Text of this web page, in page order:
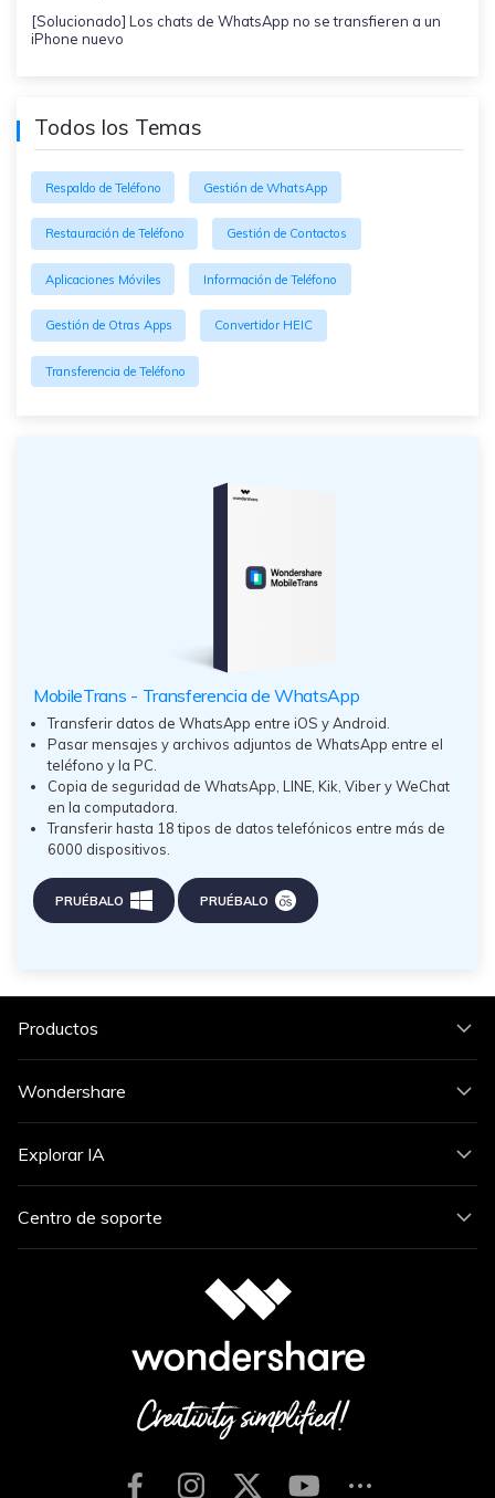
[Solucionado] Los chats de WhatsApp no se transfieren a un
iPhone nuevo
Todos los Temas
Respaldo de Teléfono Gestión de WhatsApp
Restauración de Teléfono Gestión de Contactos
Aplicaciones Móviles Información de Teléfono
Gestión de Otras Apps Convertidor HEIC
Transferencia de Teléfono
MobileTrans - Transferencia de WhatsApp
Transferir datos de WhatsApp entre iOS y Android.
Pasar mensajes y archivos adjuntos de WhatsApp entre el
teléfono y la PC.
Copia de seguridad de WhatsApp, LINE, Kik, Viber y WeChat
en la computadora.
Transferir hasta 18 tipos de datos telefónicos entre más de
6000 dispositivos.
PRUÉBALO PRUÉBALO
Productos
Wondershare
Explorar IA
Centro de soporte